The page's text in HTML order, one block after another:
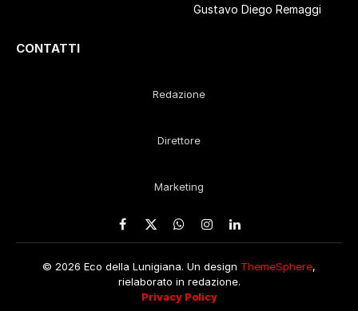
Gustavo Diego Remaggi
CONTATTI
Redazione
Direttore
Marketing
Facebook
X
WhatsApp
Instagram
LinkedIn
© 2026 Eco della Lunigiana. Un design ThemeSphere,
rielaborato in redazione.
Privacy Policy